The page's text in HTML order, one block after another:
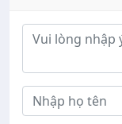
Ý kiến đánh giá